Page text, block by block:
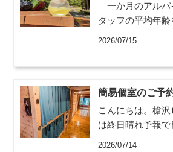
一か月のアルバ
タッフの平均年齢
2026/07/15
簡易個室のご予
こんにちは。槍
は終日晴れ予報で
2026/07/14